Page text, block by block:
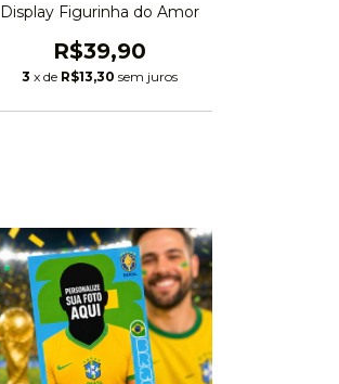
Display Figurinha do Amor
R$39,90
3 x de R$13,30 sem juros